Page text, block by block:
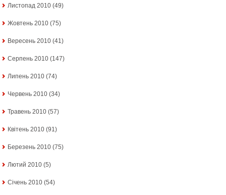
Листопад 2010 (49)
Жовтень 2010 (75)
Вересень 2010 (41)
Серпень 2010 (147)
Липень 2010 (74)
Червень 2010 (34)
Травень 2010 (57)
Квітень 2010 (91)
Березень 2010 (75)
Лютий 2010 (5)
Січень 2010 (54)